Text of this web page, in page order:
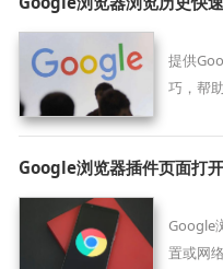
提供
巧，帮
Google浏览器插件页面打
Google
置或网